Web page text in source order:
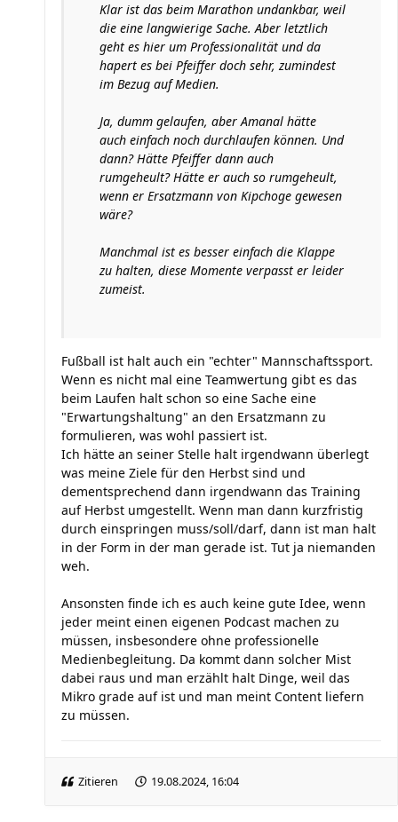
Klar ist das beim Marathon undankbar, weil
die eine langwierige Sache. Aber letztlich
geht es hier um Professionalität und da
hapert es bei Pfeiffer doch sehr, zumindest
im Bezug auf Medien.
Ja, dumm gelaufen, aber Amanal hätte
auch einfach noch durchlaufen können. Und
dann? Hätte Pfeiffer dann auch
rumgeheult? Hätte er auch so rumgeheult,
wenn er Ersatzmann von Kipchoge gewesen
wäre?
Manchmal ist es besser einfach die Klappe
zu halten, diese Momente verpasst er leider
zumeist.
Fußball ist halt auch ein "echter" Mannschaftssport.
Wenn es nicht mal eine Teamwertung gibt es das
beim Laufen halt schon so eine Sache eine
"Erwartungshaltung" an den Ersatzmann zu
formulieren, was wohl passiert ist.
Ich hätte an seiner Stelle halt irgendwann überlegt
was meine Ziele für den Herbst sind und
dementsprechend dann irgendwann das Training
auf Herbst umgestellt. Wenn man dann kurzfristig
durch einspringen muss/soll/darf, dann ist man halt
in der Form in der man gerade ist. Tut ja niemanden
weh.
Ansonsten finde ich es auch keine gute Idee, wenn
jeder meint einen eigenen Podcast machen zu
müssen, insbesondere ohne professionelle
Medienbegleitung. Da kommt dann solcher Mist
dabei raus und man erzählt halt Dinge, weil das
Mikro grade auf ist und man meint Content liefern
zu müssen.
Zitieren 19.08.2024, 16:04